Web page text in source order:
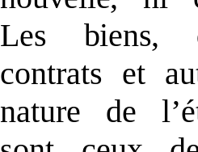
Les biens,
contrats et
nature de